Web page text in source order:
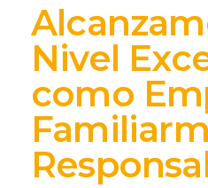
Nivel
como